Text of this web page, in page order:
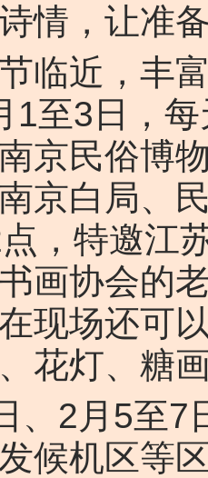
情，让准
近，丰富
1至3日，
京民俗博
京白局、
，特邀江
画协会的
现场还可
花灯、糖
2月5至7
候机区等